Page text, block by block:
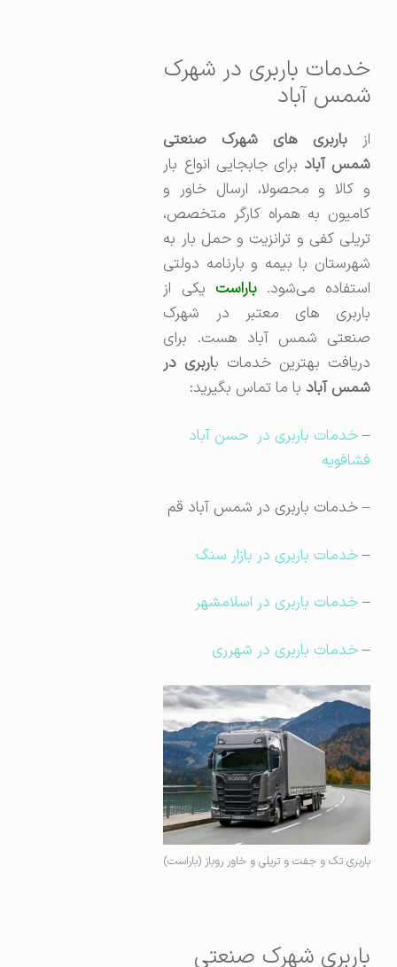
خدمات باربری در شهرک
شمس آباد
باربری های شهرک صنعتی
شمس آباد برای جابجایی انواع بار
و کالا و محصولا، ارسال خاور و
کامیون به همراه کارگر متخصص،
تریلی کفی و ترانزیت و حمل بار به
شهرستان با بیمه و بارنامه دولتی
استفاده می‌شود.باراست یکی از
باربری های معتبر در شهرک
صنعتی شمس آباد هست. برای
دریافت بهترین خدمات باربری در
شمس آبادبا ما تماس بگیرید:
خدمات باربری در حسن آباد
فشافویه
– خدمات باربری در شمس آباد قم
خدمات باربری در بازار سنگ
خدمات باربری در اسلامشهر
خدمات باربری در شهرری
باربری تک و جفت و تریلی و خاور روباز (باراست)
باربری شهرک صنعتی